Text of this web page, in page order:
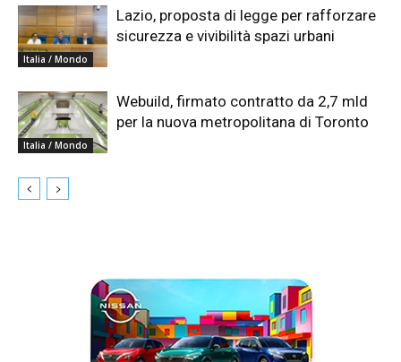
Italia / Mondo
Lazio, proposta di legge per rafforzare
sicurezza e vivibilità spazi urbani
Italia / Mondo
Webuild, firmato contratto da 2,7 mld
per la nuova metropolitana di Toronto